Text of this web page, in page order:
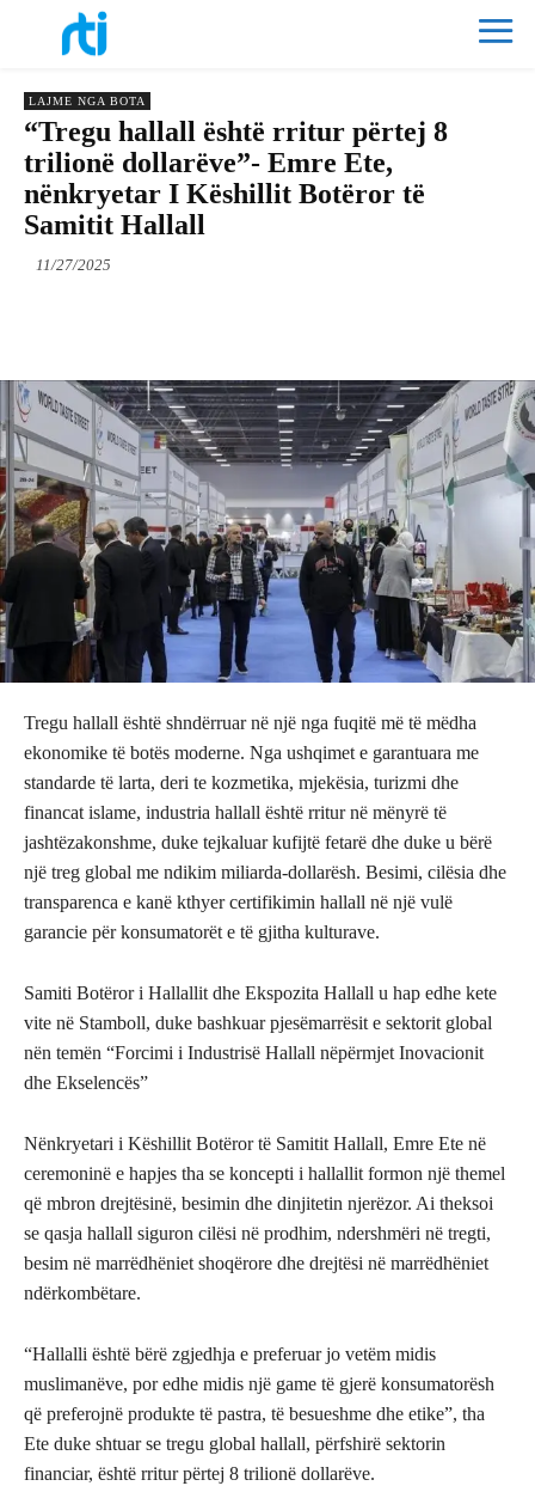
LAJME NGA BOTA
“Tregu hallall është rritur përtej 8
trilionë dollarëve”- Emre Ete,
nënkryetar I Këshillit Botëror të
Samitit Hallall
11/27/2025
Tregu hallall është shndërruar në një nga fuqitë më të mëdha
ekonomike të botës moderne. Nga ushqimet e garantuara me
standarde të larta, deri te kozmetika, mjekësia, turizmi dhe
financat islame, industria hallall është rritur në mënyrë të
jashtëzakonshme, duke tejkaluar kufijtë fetarë dhe duke u bërë
një treg global me ndikim miliarda-dollarësh. Besimi, cilësia dhe
transparenca e kanë kthyer certifikimin hallall në një vulë
garancie për konsumatorët e të gjitha kulturave.
Samiti Botëror i Hallallit dhe Ekspozita Hallall u hap edhe kete
vite në Stamboll, duke bashkuar pjesëmarrësit e sektorit global
nën temën “Forcimi i Industrisë Hallall nëpërmjet Inovacionit
dhe Ekselencës”
Nënkryetari i Këshillit Botëror të Samitit Hallall, Emre Ete në
ceremoninë e hapjes tha se koncepti i hallallit formon një themel
që mbron drejtësinë, besimin dhe dinjitetin njerëzor. Ai theksoi
se qasja hallall siguron cilësi në prodhim, ndershmëri në tregti,
besim në marrëdhëniet shoqërore dhe drejtësi në marrëdhëniet
ndërkombëtare.
“Hallalli është bërë zgjedhja e preferuar jo vetëm midis
muslimanëve, por edhe midis një game të gjerë konsumatorësh
që preferojnë produkte të pastra, të besueshme dhe etike”, tha
Ete duke shtuar se tregu global hallall, përfshirë sektorin
financiar, është rritur përtej 8 trilionë dollarëve.